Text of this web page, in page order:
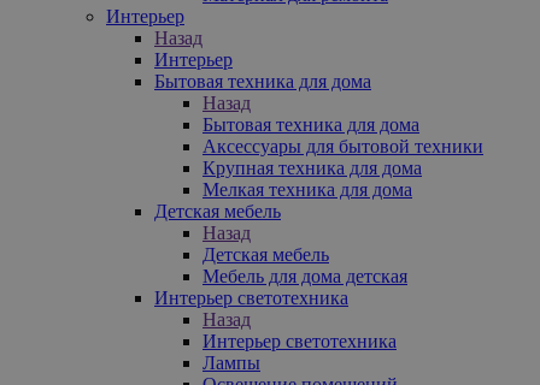
Интерьер
Назад
Интерьер
Бытовая техника для дома
Назад
Бытовая техника для дома
Аксессуары для бытовой техники
Крупная техника для дома
Мелкая техника для дома
Детская мебель
Назад
Детская мебель
Мебель для дома детская
Интерьер светотехника
Назад
Интерьер светотехника
Лампы